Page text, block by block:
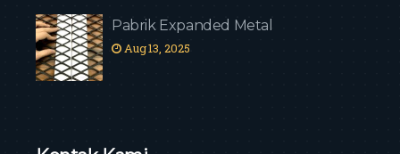
Pabrik Expanded Metal
Aug 13, 2025